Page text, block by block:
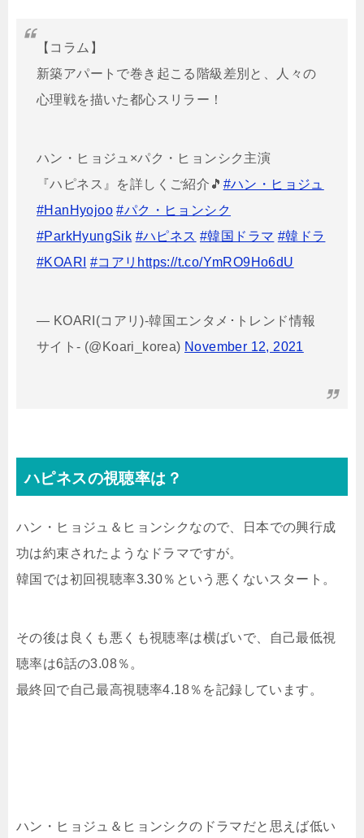
【コラム】
新築アパートで巻き起こる階級差別と、人々の
心理戦を描いた都心スリラー！
ハン・ヒョジュ×パク・ヒョンシク主演
『ハピネス』を詳しくご紹介🎵 #ハン・ヒョジュ
#HanHyojoo #パク・ヒョンシク
#ParkHyungSik #ハピネス #韓国ドラマ #韓ドラ
#KOARI #コアリ https://t.co/YmRO9Ho6dU
— KOARI(コアリ)-韓国エンタメ･トレンド情報
サイト- (@Koari_korea) November 12, 2021
ハピネスの視聴率は？
ハン・ヒョジュ＆ヒョンシクなので、日本での興行成
功は約束されたようなドラマですが。
韓国では初回視聴率3.30％という悪くないスタート。
その後は良くも悪くも視聴率は横ばいで、自己最低視
聴率は6話の3.08％。
最終回で自己最高視聴率4.18％を記録しています。
ハン・ヒョジュ＆ヒョンシクのドラマだと思えば低い